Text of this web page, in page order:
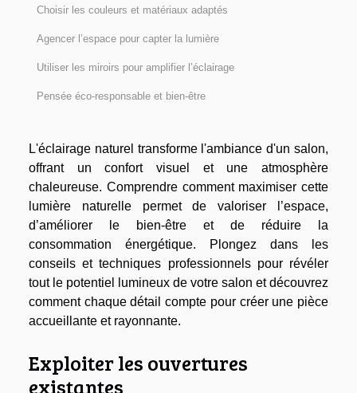
Choisir les couleurs et matériaux adaptés
Agencer l’espace pour capter la lumière
Utiliser les miroirs pour amplifier l’éclairage
Pensée éco-responsable et bien-être
L'éclairage naturel transforme l'ambiance d'un salon,
offrant un confort visuel et une atmosphère
chaleureuse. Comprendre comment maximiser cette
lumière naturelle permet de valoriser l’espace,
d’améliorer le bien-être et de réduire la
consommation énergétique. Plongez dans les
conseils et techniques professionnels pour révéler
tout le potentiel lumineux de votre salon et découvrez
comment chaque détail compte pour créer une pièce
accueillante et rayonnante.
Exploiter les ouvertures
existantes